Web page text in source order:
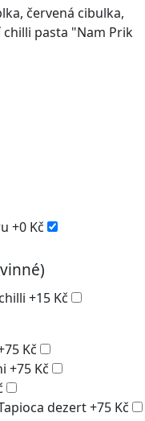
červená cibulka,
pasta "Nam Prik
+0 Kč
+15 Kč
75 Kč
+75 Kč
dezert+75 Kč